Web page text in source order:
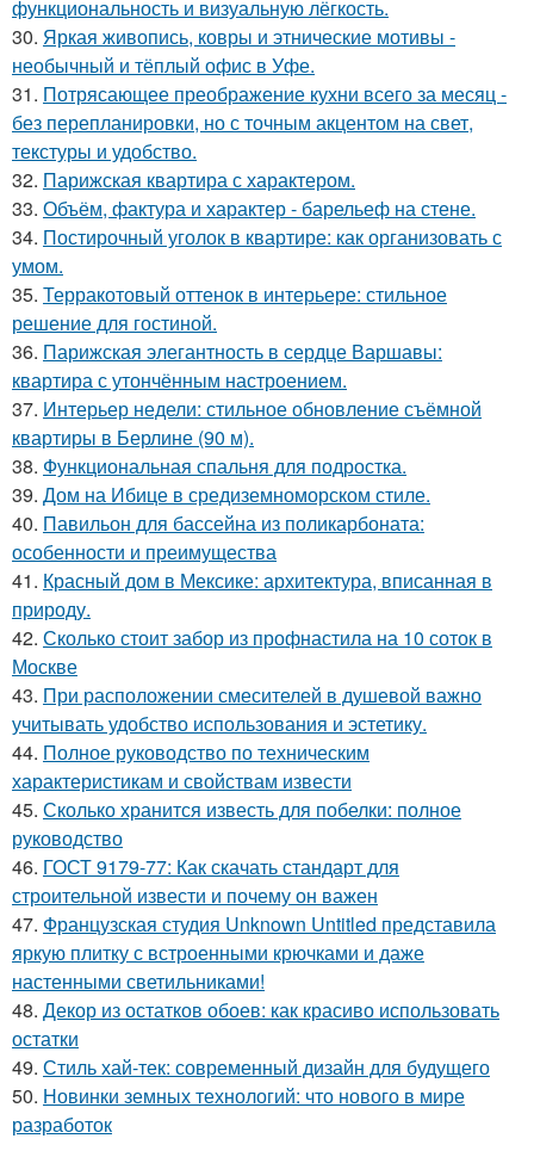
функциональность и визуальную лёгкость.
30. Яркая живопись, ковры и этнические мотивы -
необычный и тёплый офис в Уфе.
31. Потрясающее преображение кухни всего за месяц -
без перепланировки, но с точным акцентом на свет,
текстуры и удобство.
32. Парижская квартира с характером.
33. Объём, фактура и характер - барельеф на стене.
34. Постирочный уголок в квартире: как организовать с
умом.
35. Терракотовый оттенок в интерьере: стильное
решение для гостиной.
36. Парижская элегантность в сердце Варшавы:
квартира с утончённым настроением.
37. Интерьер недели: стильное обновление съёмной
квартиры в Берлине (90 м).
38. Функциональная спальня для подростка.
39. Дом на Ибице в средиземноморском стиле.
40. Павильон для бассейна из поликарбоната:
особенности и преимущества
41. Красный дом в Мексике: архитектура, вписанная в
природу.
42. Сколько стоит забор из профнастила на 10 соток в
Москве
43. При расположении смесителей в душевой важно
учитывать удобство использования и эстетику.
44. Полное руководство по техническим
характеристикам и свойствам извести
45. Сколько хранится известь для побелки: полное
руководство
46. ГОСТ 9179-77: Как скачать стандарт для
строительной извести и почему он важен
47. Французская студия Unknown Untitled представила
яркую плитку с встроенными крючками и даже
настенными светильниками!
48. Декор из остатков обоев: как красиво использовать
остатки
49. Стиль хай-тек: современный дизайн для будущего
50. Новинки земных технологий: что нового в мире
разработок